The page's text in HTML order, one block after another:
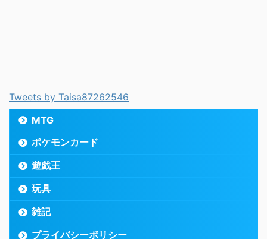
Tweets by Taisa87262546
MTG
ポケモンカード
遊戯王
玩具
雑記
プライバシーポリシー